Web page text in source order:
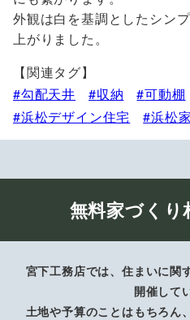
外観は白を基調としたシン
上がりました。
【関連タグ】
勾配天井
収納 可動棚
浜松デザイン住宅
浜松
無料家づくり
宮下工務店では、住まいに関
開催して
土地や予算のことはもちろん